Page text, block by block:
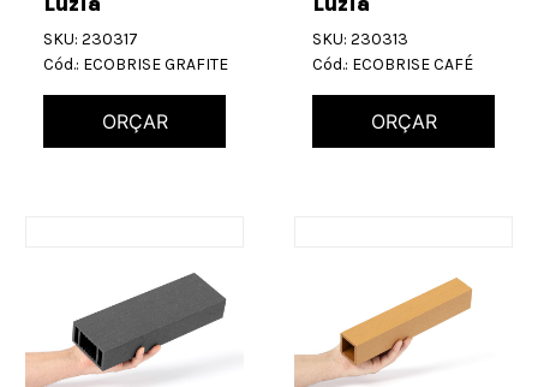
SKU: 230317
Cód.: ECOBRISE GRAFITE
ORÇAR
SKU: 230313
Cód.: ECOBRISE CAFÉ
ORÇAR